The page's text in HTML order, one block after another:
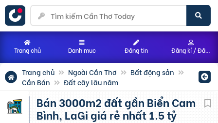
Trang chủ Ngoài Cần Thơ
Bất động sản
Cần Bán
Đất cây lâu năm
Bán 3000m2 đất gần Biển Cam
Bình, LaGi giá rẻ nhất 1.5 tỷ
Trang chủ Danh mục Đăng tin